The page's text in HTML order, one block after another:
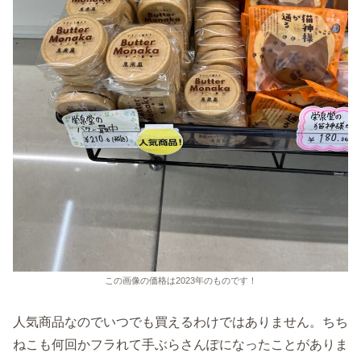
この画像の価格は2023年のものです！
人気商品なのでいつでも買えるわけではありません。ちち
ねこも何回かフラれて手ぶらさんぽになったことがありま